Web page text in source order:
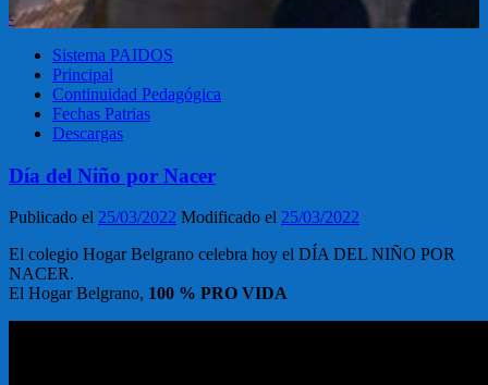
-
Sistema PAIDOS
Principal
Continuidad Pedagógica
Fechas Patrias
Descargas
Día del Niño por Nacer
Publicado el 25/03/2022 Modificado el 25/03/2022
El colegio Hogar Belgrano celebra hoy el DÍA DEL NIÑO POR
NACER.
El Hogar Belgrano, 100 % PRO VIDA